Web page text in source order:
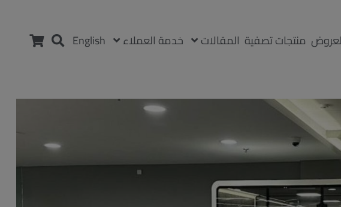
منتجات تصفية المقالات خدمة العملاء English